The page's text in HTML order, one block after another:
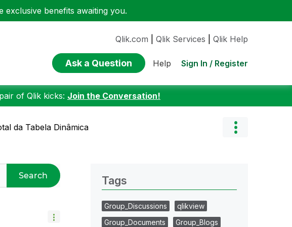
exclusive benefits awaiting you.
Qlik.com Qlik Services Qlik Help
Ask a Question Help Sign In / Register
of Qlik kicks: Join the Conversation!
da Tabela Dinâmica
Search Tags
Group_Discussions
qlikview
Group_Documents
Group_Blogs